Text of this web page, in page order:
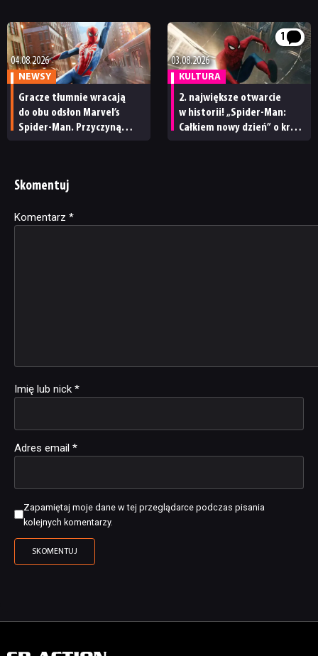
04.08.2026
NEWSY
Gracze tłumnie wracają
do obu odsłon Marvel’s
Spider-Man. Przyczyną
1
03.08.2026
KULTURA
2. największe otwarcie
w historii! „Spider-Man:
Całkiem nowy dzień” o krok
Skomentuj
Komentarz *
Imię lub nick *
Adres email *
Zapamiętaj moje dane w tej przeglądarce podczas pisania
kolejnych komentarzy.
Alternative: